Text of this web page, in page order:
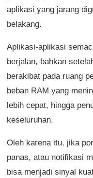
aplikasi yang jarang
belakang.
Aplikasi-aplikasi
berjalan, bahkan
berakibat pada ruang
beban RAM yang
lebih cepat, hingga
keseluruhan.
Oleh karena itu, jika
panas, atau notifikasi
bisa menjadi sinyal